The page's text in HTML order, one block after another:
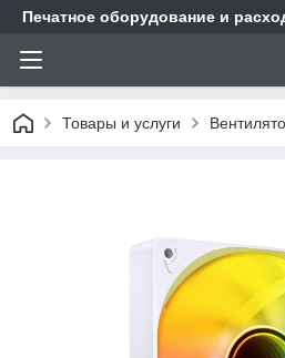
Печатное оборудование и
Товары и услуги